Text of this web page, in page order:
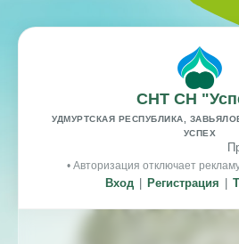
СНТ СН
УДМУРТСКАЯ РЕСПУБЛИКА,
УСПЕХ
• Авторизация отключает
Вход Регистрация